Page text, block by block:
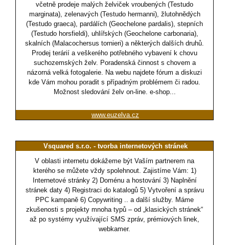
včetně prodeje malých želviček vroubených (Testudo
marginata), zelenavých (Testudo hermanni), žlutohnědých
(Testudo graeca), pardálích (Geochelone pardalis), stepních
(Testudo horsfieldi), uhlířských (Geochelone carbonaria),
skalních (Malacochersus tornieri) a některých dalších druhů.
Prodej terárií a veškerého potřebného vybavení k chovu
suchozemských želv. Poradenská činnost s chovem a
názorná velká fotogalerie. Na webu najdete fórum a diskuzi
kde Vám mohou poradit s případným problémem či radou.
Možnost sledování želv on-line. e-shop...
www.euzelva.cz
Vsquared s.r.o. - tvorba internetových stránek
V oblasti internetu dokážeme být Vaším partnerem na
kterého se můžete vždy spolehnout. Zajistíme Vám: 1)
Internetové stránky 2) Doménu a hostování 3) Naplnění
stránek daty 4) Registraci do katalogů 5) Vytvoření a správu
PPC kampaně 6) Copywriting .. a další služby. Máme
zkušenosti s projekty mnoha typů – od „klasických stránek“
až po systémy využívající SMS zpráv, prémiových linek,
webkamer.